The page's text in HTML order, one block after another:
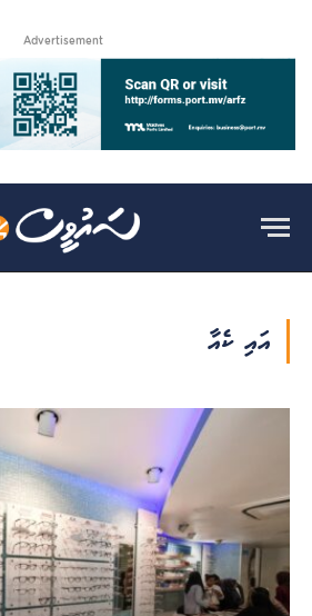
Advertisement
އައި ކެއާ